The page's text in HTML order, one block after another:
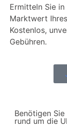
Ermitteln Sie
Marktwert
Kostenlos,
Gebühren.
Benötigen
rund um die